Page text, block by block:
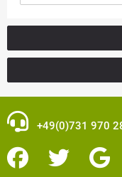
+49(0)731 970